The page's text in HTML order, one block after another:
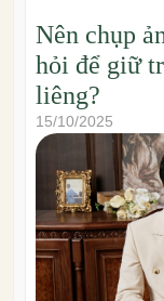
Nên chụp
hỏi để giữ
liêng?
15/10/2025